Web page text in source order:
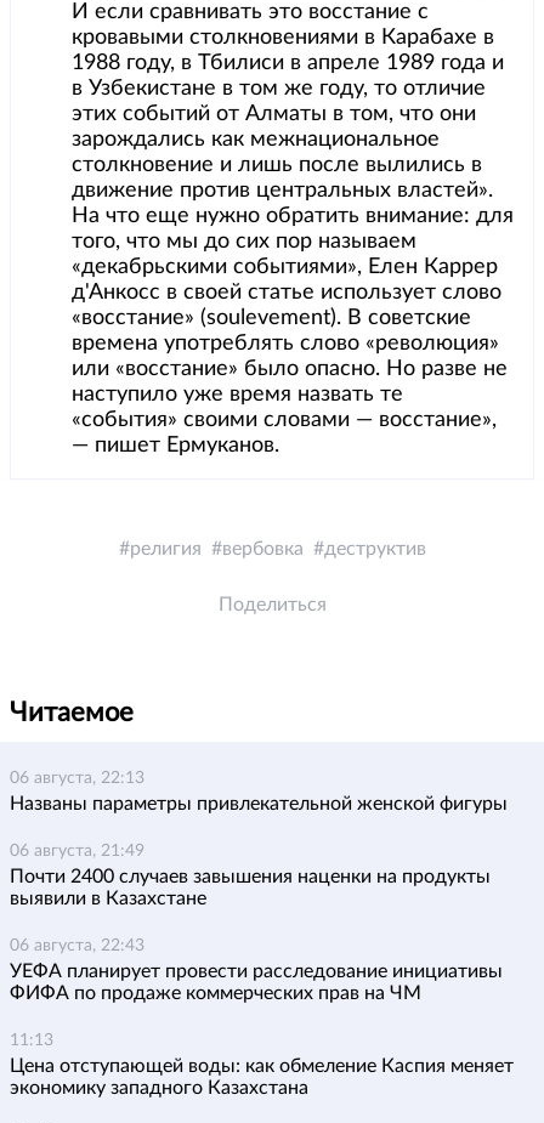
И если сравнивать это восстание с
кровавыми столкновениями в Карабахе в
1988 году, в Тбилиси в апреле 1989 года и
в Узбекистане в том же году, то отличие
этих событий от Алматы в том, что они
зарождались как межнациональное
столкновение и лишь после вылились в
движение против центральных властей».
На что еще нужно обратить внимание: для
того, что мы до сих пор называем
«декабрьскими событиями», Елен Каррер
д'Анкосс в своей статье использует слово
«восстание» (soulevement). В советские
времена употреблять слово «революция»
или «восстание» было опасно. Но разве не
наступило уже время назвать те
«события» своими словами — восстание»,
— пишет Ермуканов.
религия вербовка деструктив
Поделиться
Читаемое
06 августа, 22:13
Названы параметры привлекательной женской фигуры
06 августа, 21:49
Почти 2400 случаев завышения наценки на продукты
выявили в Казахстане
06 августа, 22:43
УЕФА планирует провести расследование инициативы
ФИФА по продаже коммерческих прав на ЧМ
11:13
Цена отступающей воды: как обмеление Каспия меняет
экономику западного Казахстана